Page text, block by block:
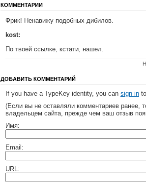
КОММЕНТАРИИ
Фрик! Ненавижу подобных дибилов.
kost:
По твоей ссылке, кстати, нашел.
ДОБАВИТЬ КОММЕНТАРИЙ
If you have a TypeKey identity, you can sign in
(Если вы не оставляли комментариев ранее,
владельцем сайта, прежде чем ваш отзыв
Имя:
Email:
URL: